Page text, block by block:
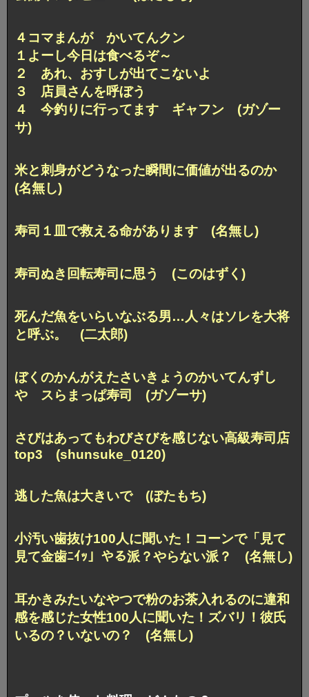
４コマまんが かいてんクン
１よーし今日は食べるぞ～
２ あれ、おすしが出てこないよ
３ 店員さんを呼ぼう
４ 今釣りに行ってます ギャフン (ガゾー
サ)
米と刺身がどうなった瞬間に価値が出るのか
(名無し)
寿司１皿で救える命があります (名無し)
寿司ぬき回転寿司に思う (このはずく)
死んだ魚をいらいなぶる男…人々はソレを大将
と呼ぶ。 (二太郎)
ぼくのかんがえたさいきょうのかいてんずし
や スらまっぱ寿司 (ガゾーサ)
さびはあってもわびさびを感じない高級寿司店
top3 (shunsuke_0120)
逃した魚は大きいで (ぼたもち)
小汚い歯抜け100人に聞いた！コーンで「見て
見て金歯ﾆｲｯ」やる派？やらない派？ (名無し)
耳かきみたいなやつで粉のお茶入れるのに違和
感を感じた女性100人に聞いた！ズバリ！彼氏
いるの？いないの？ (名無し)